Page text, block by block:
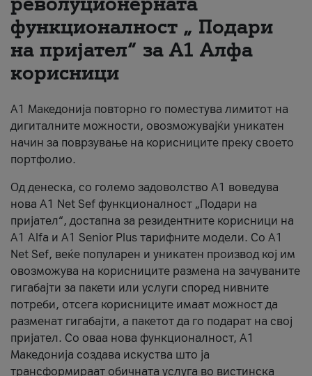
За нас
#ПодобарОнлајн
функционалност „ Подари
на пријател“ за А1 Алфа
корисници
А1 Македонија повторно го поместува лимитот на
дигиталните можности, овозможувајќи уникатен
начин за поврзување на корисниците преку своето
портфолио.
Од денеска, со големо задоволство А1 воведува
нова A1 Net Sef функционалност „Подари на
пријател“, достапна за резидентните корисници на
А1 Alfa и A1 Senior Plus тарифните модели. Со A1
Net Sef, веќе популарен и уникатен производ кој им
овозможува на корисниците размена на зачуваните
гигабајти за пакети или услуги според нивните
потреби, отсега корисниците имаат можност да
разменат гигабајти, а пакетот да го подарат на свој
пријател. Со оваа нова функционалност, А1
Македонија создава искуства што ја
трансформираат обичната услуга во вистинска